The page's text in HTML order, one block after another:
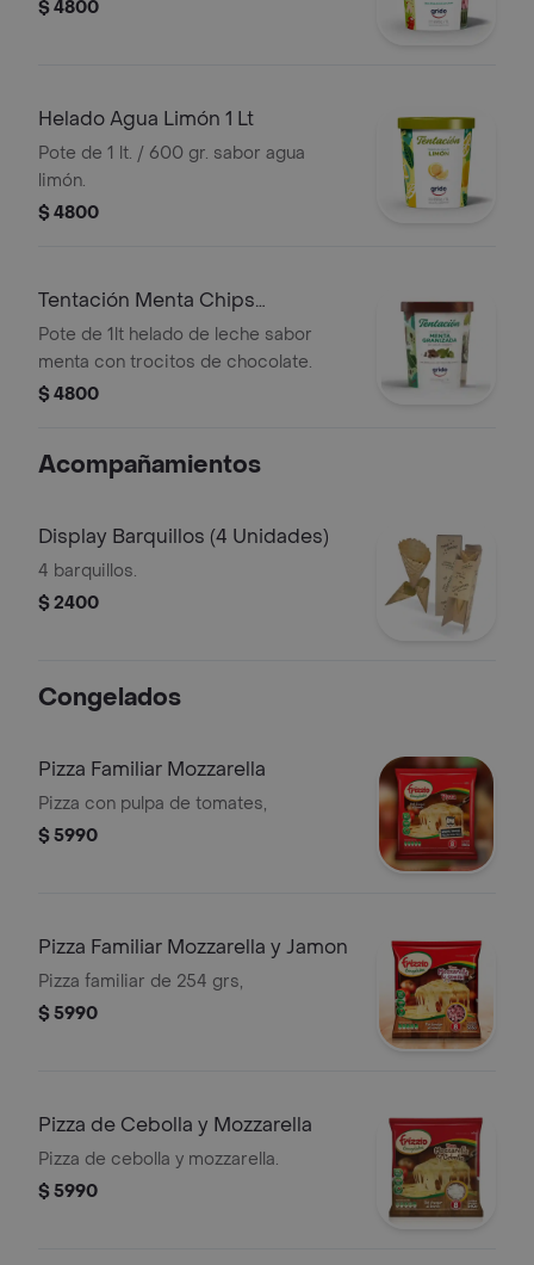
$ 4800
Helado Agua Limón 1 Lt
Pote de 1 lt. / 600 gr. sabor agua
limón.
$ 4800
Tentación Menta Chips
Chocolate
Pote de 1lt helado de leche sabor
menta con trocitos de chocolate.
$ 4800
Acompañamientos
Display Barquillos (4 Unidades)
4 barquillos.
$ 2400
Congelados
Pizza Familiar Mozzarella
Pizza con pulpa de tomates,
$ 5990
Pizza Familiar Mozzarella y Jamon
Pizza familiar de 254 grs,
$ 5990
Pizza de Cebolla y Mozzarella
Pizza de cebolla y mozzarella.
$ 5990